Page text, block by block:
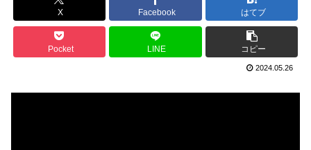
X Facebook はてブ
Pocket LINE コピー
2024.05.26